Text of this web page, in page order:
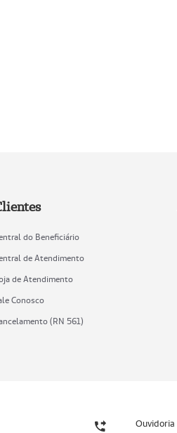
do Beneficiário
de Atendimento
de Atendimento
Conosco
(RN 561)
Ouvidoria